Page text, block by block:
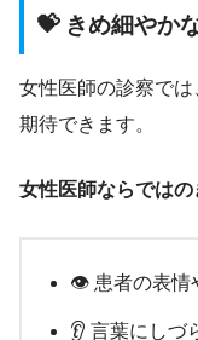
💝 きめ細やか
女性医師の診察では
期待できます。
女性医師ならではの
👁️ 患者の表情
👂 言葉にしづ